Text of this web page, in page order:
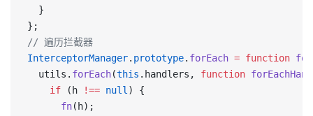
  }
};
// 遍历拦截器
InterceptorManager. prototype. forEach = function
  utils.
forEach(this .handlers, function
    if
(h !== null ) {
      fn
(h);